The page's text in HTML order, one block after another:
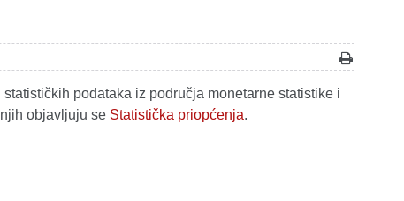
podataka iz područja monetarne statistike i
objavljuju se Statistička priopćenja.